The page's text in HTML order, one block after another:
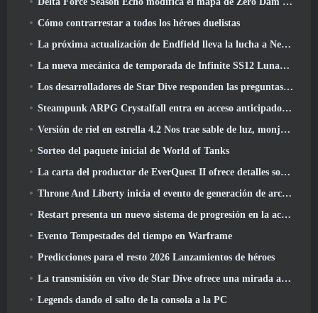
Cómo contrarrestar a todos los héroes duelistas
La próxima actualización de Endfield lleva la lucha a Nefarith
La nueva mecánica de temporada de Infinite SS12 Lunaria es una de las "mayores adiciones" al juego
Los desarrolladores de Star Dive responden las preguntas de los jugadores en una transmisión en vivo sorpresa
Steampunk ARPG Crystalfall entra en acceso anticipado, Pero no sin algunos problemas
Versión de riel en estrella 4.2 Nos trae sable de luz, monja-chuck, El baterista pionero y un emanador de euforia
Sorteo del paquete inicial de World of Tanks
La carta del productor de EverQuest II ofrece detalles sobre el servidor de expansión con tiempo bloqueado
Throne And Liberty inicia el evento de generación de archboss doble
Restart presenta un nuevo sistema de progresión en la actualización de la temporada SS4
Evento Tempestades del tiempo en Warframe
Predicciones para el resto 2026 Lanzamientos de héroes
La transmisión en vivo de Star Dive ofrece una mirada al juego en acción antes del lanzamiento
Legends dando el salto de la consola a la PC